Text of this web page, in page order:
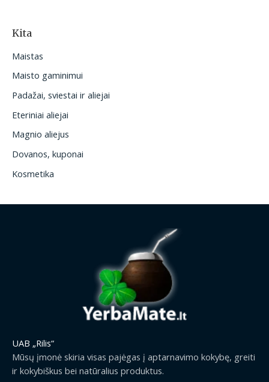
Kita
Maistas
Maisto gaminimui
Padažai, sviestai ir aliejai
Eteriniai aliejai
Magnio aliejus
Dovanos, kuponai
Kosmetika
UAB „Rilis“
Mūsų įmonė skiria visas pajėgas į aptarnavimo kokybę, greiti
ir kokybiškus bei natūralius produktus.